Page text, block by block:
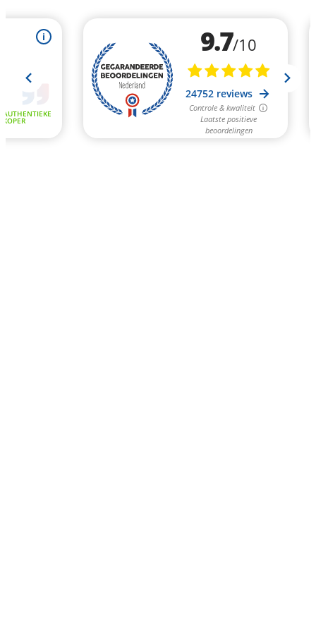
i
AUTHENTIEKE
KOPER
9.7/10
24752 reviews
Controle & kwaliteit
Laatste positieve
beoordelingen